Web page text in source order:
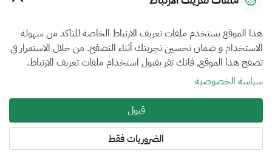
رقم العضوية
فرع التقييم
الكل
نوع العضوية
أساسي
المنطقة
هذا الموقع يستخدم ملفات تعريف الارتباط الخاصة للتاكد من سهولة
الاستخدام و ضمان تحسين تجربتك أثناء التصفح. من خلال الاستمرار في
تصفح هذا الموقع, فانك تقر بقبول استخدام ملفات تعريف الارتباط.
سياسة الخصوصية
قبول
الضروريات فقط